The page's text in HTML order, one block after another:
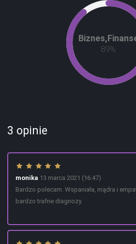
89%
3 opinie
monika 13 marca 2021 (16:47)
Bardzo polecam. Wspaniała, mądra i
bardzo trafne diagnozy.